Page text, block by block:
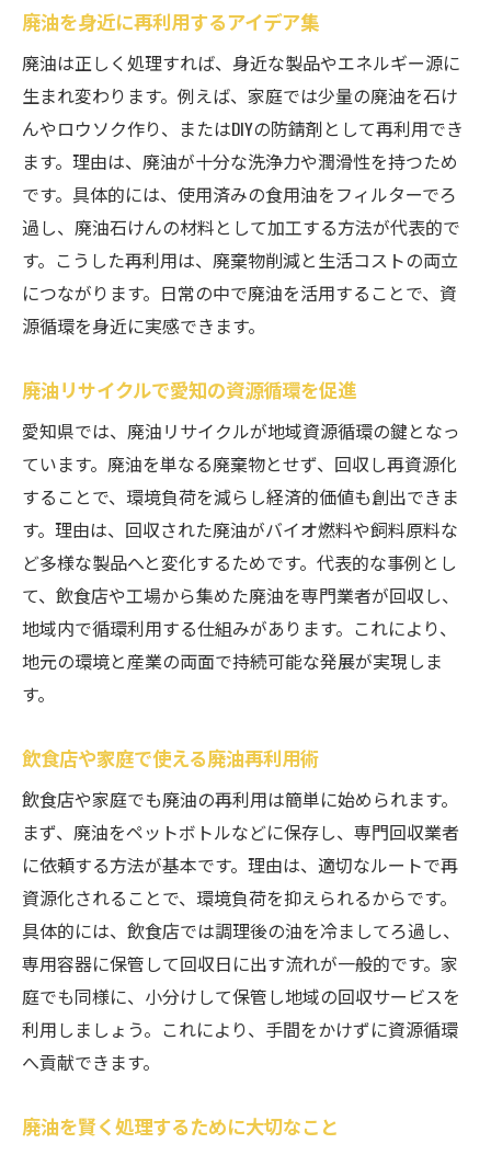
愛知発の最新廃油リサイクル事例紹介
廃油を活かした地元の循環型取組み
廃油回収の新サービスと業界の変化
バイオ燃料化など廃油製品の最前線
愛知県で注目される廃油再資源化技術
地域を支える廃油リサイクルの未来
廃油回収サービスを活用するコツ
無料で使える廃油回収サービスの特徴
廃油回収業者の選び方と比較ポイント
エンジンオイル廃油も安全に回収依頼
賢く廃油を預けて負担を減らす方法
回収サービスの活用で簡単リサイクル
環境に優しい廃油処理の実践ポイント
廃油を環境負荷なく処理するコツ
廃油リサイクルでできるエコ活動
愛知で広がる廃油の適正処理習慣
廃油を出す際に守りたいマナー
廃油を資源化する愛知県の工夫に注目
廃油を資源に変える画期的な仕組み
廃油を活用した製品とその事例
再資源化が進む愛知の廃油リーダー
廃油製品の価値と地域社会への貢献
廃油リサイクルが生む新たな可能性
愛知県で進む廃油資源化の裏側
無料でできる廃油回収の実態とは
廃油回収無料サービスの選び方
愛知で広がる無料廃油回収の現状
廃油を身近に再利用するアイデア集
廃油は正しく処理すれば、身近な製品やエネルギー源に
生まれ変わります。例えば、家庭では少量の廃油を石け
んやロウソク作り、またはDIYの防錆剤として再利用でき
ます。理由は、廃油が十分な洗浄力や潤滑性を持つため
です。具体的には、使用済みの食用油をフィルターでろ
過し、廃油石けんの材料として加工する方法が代表的で
す。こうした再利用は、廃棄物削減と生活コストの両立
につながります。日常の中で廃油を活用することで、資
源循環を身近に実感できます。
廃油リサイクルで愛知の資源循環を促進
愛知県では、廃油リサイクルが地域資源循環の鍵となっ
ています。廃油を単なる廃棄物とせず、回収し再資源化
することで、環境負荷を減らし経済的価値も創出できま
す。理由は、回収された廃油がバイオ燃料や飼料原料な
ど多様な製品へと変化するためです。代表的な事例とし
て、飲食店や工場から集めた廃油を専門業者が回収し、
地域内で循環利用する仕組みがあります。これにより、
地元の環境と産業の両面で持続可能な発展が実現しま
す。
飲食店や家庭で使える廃油再利用術
飲食店や家庭でも廃油の再利用は簡単に始められます。
まず、廃油をペットボトルなどに保存し、専門回収業者
に依頼する方法が基本です。理由は、適切なルートで再
資源化されることで、環境負荷を抑えられるからです。
具体的には、飲食店では調理後の油を冷ましてろ過し、
専用容器に保管して回収日に出す流れが一般的です。家
庭でも同様に、小分けして保管し地域の回収サービスを
利用しましょう。これにより、手間をかけずに資源循環
へ貢献できます。
廃油を賢く処理するために大切なこと